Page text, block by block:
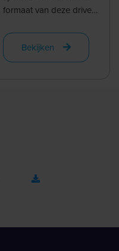
formaat van deze driver
toepasbaar. De driver
past ...Bekijken